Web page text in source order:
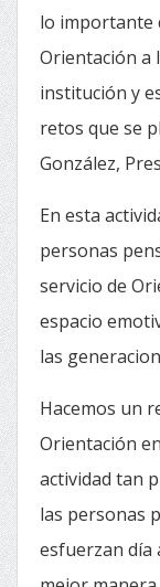
lo importante
Orientación a
institución y
retos que se
González,
En esta
personas
servicio de
espacio
las
Hacemos un
Orientación
actividad tan
las personas
esfuerzan día